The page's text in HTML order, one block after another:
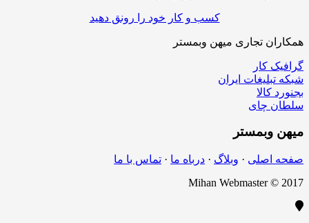
کسب و کار خود را رونق دهید
همکاران تجاری میهن وبمستر
گرافیک کار
شبکه تبلیغات ایران
بجنورد کالا
سلطان چای
میهن وبمستر
صفحه اصلی · وبلاگ · درباه ما · تماس با ما
Mihan Webmaster © 2017